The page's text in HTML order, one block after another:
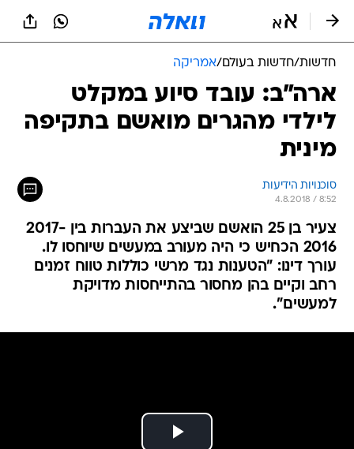
חדשות/חדשות בעולם/אמריקה
ארה"ב: עובד סיוע במקלט
לילדי מהגרים מואשם בתקיפה
מינית
סוכנויות הידיעות
4.8.2018 / 8:52
צעיר בן 25 הואשם שביצע את העברות בין 2017-
2016 הכחיש כי היה מעורב במעשים שיוחסו לו.
עורך דינו: "הטענות נגד מרשי כוללות טווח זמנים
רחב וקיים בהן מחסור בהתייחסות מדויקת
למעשים".